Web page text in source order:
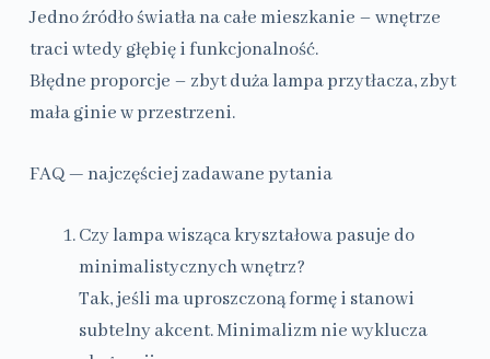
Jedno źródło światła na całe mieszkanie – wnętrze
traci wtedy głębię i funkcjonalność.
Błędne proporcje – zbyt duża lampa przytłacza, zbyt
mała ginie w przestrzeni.
FAQ — najczęściej zadawane pytania
Czy lampa wisząca kryształowa pasuje do
minimalistycznych wnętrz?
Tak, jeśli ma uproszczoną formę i stanowi
subtelny akcent. Minimalizm nie wyklucza